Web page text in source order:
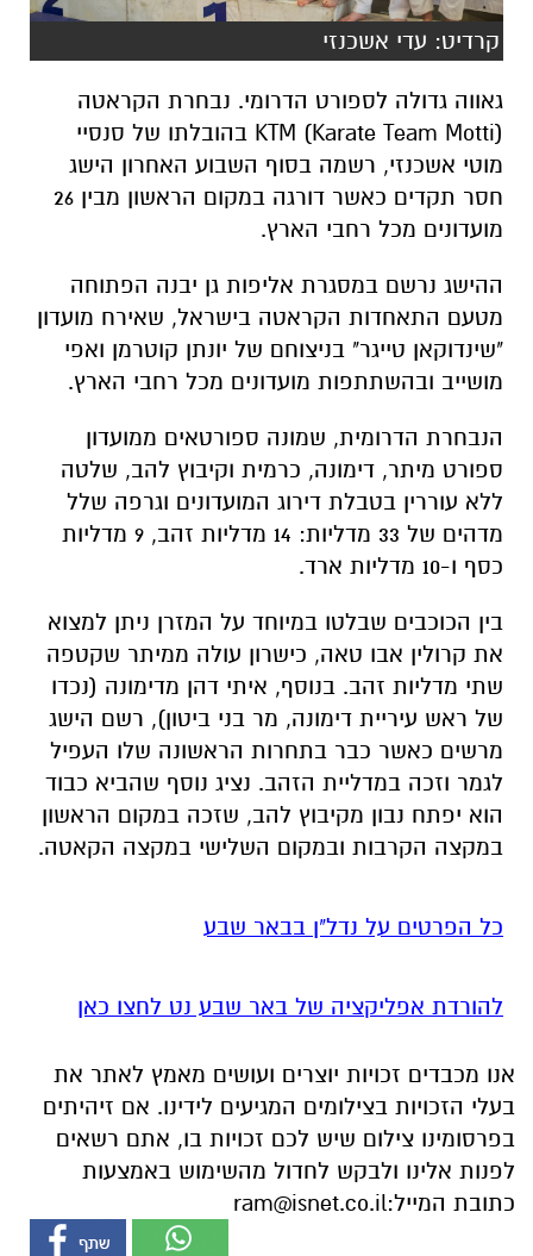
קרדיט: עדי אשכנזי
גאווה גדולה לספורט הדרומי. נבחרת הקראטה
KTM (Karate Team Motti) בהובלתו של סנסיי
מוטי אשכנזי, רשמה בסוף השבוע האחרון הישג
חסר תקדים כאשר דורגה במקום הראשון מבין 26
מועדונים מכל רחבי הארץ.
ההישג נרשם במסגרת אליפות גן יבנה הפתוחה
מטעם התאחדות הקראטה בישראל, שאירח מועדון
"שינדוקאן טייגר" בניצוחם של יונתן קוטרמן ואפי
מושייב ובהשתתפות מועדונים מכל רחבי הארץ.
​הנבחרת הדרומית, שמונה ספורטאים ממועדון
ספורט מיתר, דימונה, כרמית וקיבוץ להב, שלטה
ללא עוררין בטבלת דירוג המועדונים וגרפה שלל
מדהים של 33 מדליות: 14 מדליות זהב, 9 מדליות
כסף ו-10 מדליות ארד.
​בין הכוכבים שבלטו במיוחד על המזרן ניתן למצוא
את קרולין אבו טאה, כישרון עולה ממיתר שקטפה
שתי מדליות זהב. בנוסף, איתי דהן מדימונה (נכדו
של ראש עיריית דימונה, מר בני ביטון), רשם הישג
מרשים כאשר כבר בתחרות הראשונה שלו העפיל
לגמר וזכה במדליית הזהב. נציג נוסף שהביא כבוד
הוא יפתח נבון מקיבוץ להב, שזכה במקום הראשון
במקצה הקרבות ובמקום השלישי במקצה הקאטה.
כל הפרטים על נדל"ן בבאר שבע
להורדת אפליקציה של באר שבע נט לחצו כאן
אנו מכבדים זכויות יוצרים ועושים מאמץ לאתר את
בעלי הזכויות בצילומים המגיעים לידינו. אם זיהיתים
בפרסומינו צילום שיש לכם זכויות בו, אתם רשאים
לפנות אלינו ולבקש לחדול מהשימוש באמצעות
כתובת המייל:ram@isnet.co.il